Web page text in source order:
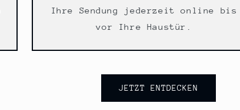
Ihre Sendung jederzeit online bis
vor Ihre Haustür.
JETZT ENTDECKEN